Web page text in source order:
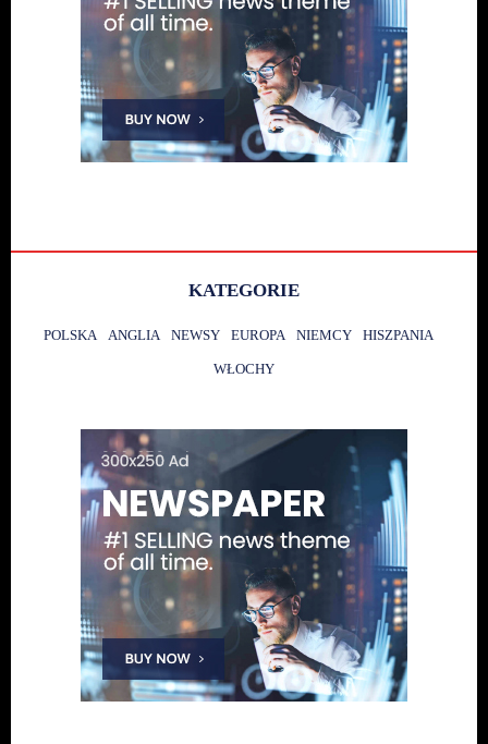
KATEGORIE
POLSKA ANGLIA NEWSY EUROPA NIEMCY HISZPANIA
WŁOCHY